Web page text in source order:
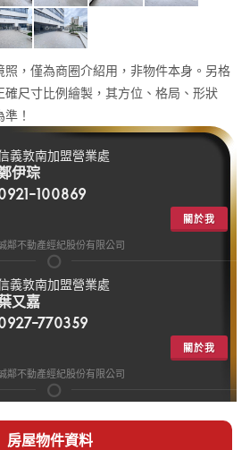
，僅為商圈介紹用，非物件本身。另格
確尺寸比例繪製，其方位、格局、形狀
！
義敦南加盟營業處
伊琮
100869
關於我
鄰不動產經紀股份有限公司
義敦南加盟營業處
又嘉
770359
關於我
鄰不動產經紀股份有限公司
房屋物件資料